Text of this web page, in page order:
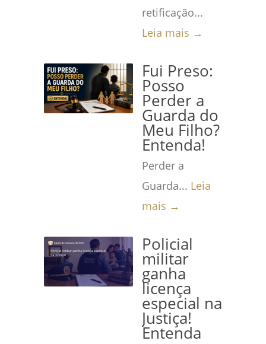
retificação...
Leia mais →
Fui Preso:
Posso
Perder a
Guarda do
Meu Filho?
Entenda!
Perder a
Guarda... Leia
mais →
Policial
militar
ganha
licença
especial na
Justiça!
Entenda